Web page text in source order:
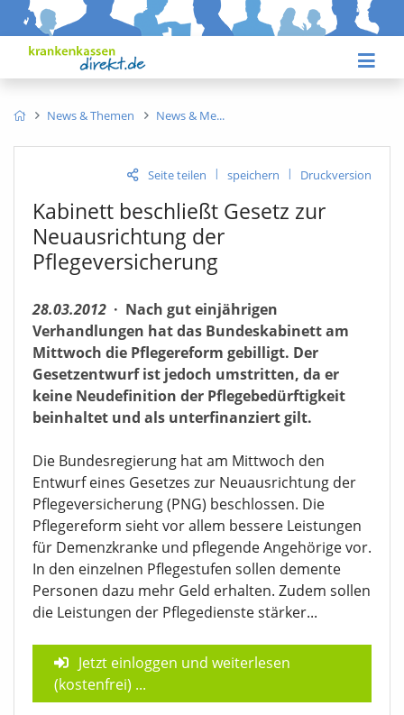
News & Themen News & Me
Seite teilen | speichern | Druckversion
Kabinett beschließt Gesetz zur
Neuausrichtung der
Pflegeversicherung
28.03.2012 · Nach gut einjährigen
Verhandlungen hat das Bundeskabinett am
Mittwoch die Pflegereform gebilligt. Der
Gesetzentwurf ist jedoch umstritten, da er
keine Neudefinition der Pflegebedürftigkeit
beinhaltet und als unterfinanziert gilt.
Die Bundesregierung hat am Mittwoch den
Entwurf eines Gesetzes zur Neuausrichtung der
Pflegeversicherung (PNG) beschlossen. Die
Pflegereform sieht vor allem bessere Leistungen
für Demenzkranke und pflegende Angehörige vor.
In den einzelnen Pflegestufen sollen demente
Personen dazu mehr Geld erhalten. Zudem sollen
die Leistungen der Pflegedienste stärker...
Jetzt einloggen und weiterlesen
(kostenfrei) ...